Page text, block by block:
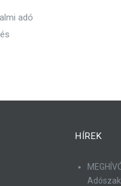
adó
HÍREK